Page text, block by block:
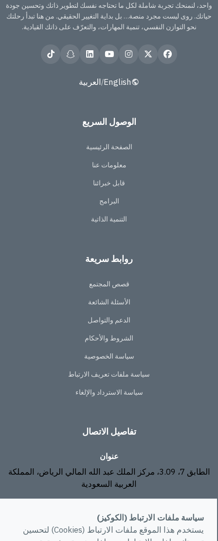
واحد، لنمنحك تجربة شاملة لكل ما تحتاجه نفسك لتطوير ذاتك وتحسين جودة
حياتك. روى ليست مجرد منصة… بل بداية التغيير الحقيقي. من هنا تبدأ رحلتك
نحو التوازن النفسي، تنمية المهارات، والتعرّف على ذاتك القيادية.
English
/العربية
الوصول السريع
الصفحة الرئيسية
معلومات عنا
قابل خبرائنا
البرامج
التنمية الذاتية
روابط سريعة
قصص المجتمع
الأسئلة الشائعة
الدعم والتواصل
الشروط والأحكام
سياسة الخصوصية
سياسة ملفات تعريف الارتباط
سياسة الاسترداد والإلغاء
تفاصيل الاتصال
عنوان
الطابق 7، 3.09، مركز الملك عبد الله المالي الرياض، المملكة
العربية السعودية
info@rawa.com.sa
سياسة ملفات الارتباط (الكوكيز)
يستخدم هذا الموقع ملفات الارتباط (Cookies) لتحسين